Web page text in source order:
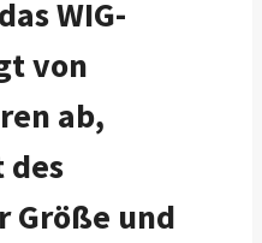
WIG-
von
ab,
des
Größe und